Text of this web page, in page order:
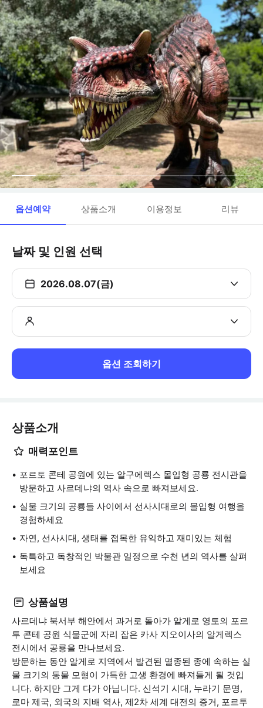
옵션예약 상품소개 이용정보 리뷰
날짜 및 인원 선택
2026.08.07(금)
옵션 조회하기
상품소개
매력포인트
포르토 콘테 공원에 있는 알구에렉스 몰입형 공룡 전시관을
방문하고 사르데냐의 역사 속으로 빠져보세요.
실물 크기의 공룡들 사이에서 선사시대로의 몰입형 여행을
경험하세요
자연, 선사시대, 생태를 접목한 유익하고 재미있는 체험
독특하고 독창적인 박물관 일정으로 수천 년의 역사를 살펴
보세요
상품설명
사르데냐 북서부 해안에서 과거로 돌아가 알게로 영토의 포르
투 콘테 공원 식물군에 자리 잡은 카사 지오이사의 알게렉스
전시에서 공룡을 만나보세요.
방문하는 동안 알게로 지역에서 발견된 멸종된 종에 속하는 실
물 크기의 동물 모형이 가득한 고생 환경에 빠져들게 될 것입
니다. 하지만 그게 다가 아닙니다. 신석기 시대, 누라기 문명,
로마 제국, 외국의 지배 역사, 제2차 세계 대전의 증거, 포르투